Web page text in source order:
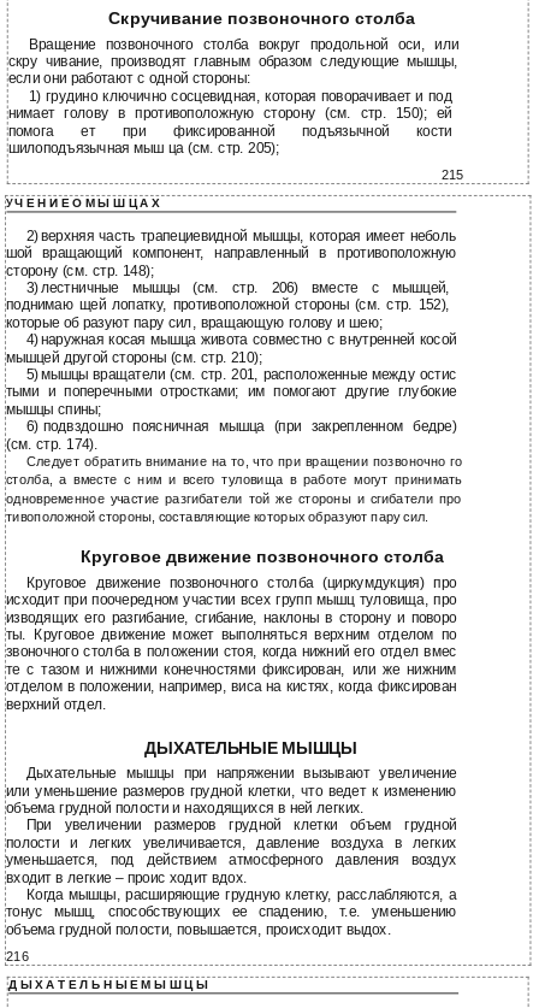
Скручивание позвоночного столба
Вращение позвоночного столба вокруг продольной оси, или
скру чивание, производят главным образом следующие мышцы,
если они работают с одной стороны:
1) грудино ключично сосцевидная, которая поворачивает и под
нимает голову в противоположную сторону (см. стр. 150); ей
помога ет при фиксированной подъязычной кости
шилоподъязычная мыш ца (см. стр. 205);
215
УЧ Е Н И Е О М Ы Ш Ц А Х
2)верхняя часть трапециевидной мышцы, которая имеет неболь
шой вращающий компонент, направленный в противоположную
сторону (см. стр. 148);
3)лестничные мышцы (см. стр. 206) вместе с мышцей,
поднимаю щей лопатку, противоположной стороны (см. стр. 152),
которые об разуют пару сил, вращающую голову и шею;
4)наружная косая мышца живота совместно с внутренней косой
мышцей другой стороны (см. стр. 210);
5)мышцы вращатели (см. стр. 201, расположенные между остис
тыми и поперечными отростками; им помогают другие глубокие
мышцы спины;
6) подвздошно поясничная мышца (при закрепленном бедре)
(см. стр. 174).
Следует обратить внимание на то, что при вращении позвоночно го
столба, а вместе с ним и всего туловища в работе могут принимать
одновременное участие разгибатели той же стороны и сгибатели про
тивоположной стороны, составляющие которых образуют пару сил.
Круговое движение позвоночного столба
Круговое движение позвоночного столба (циркумдукция) про
исходит при поочередном участии всех групп мышц туловища, про
изводящих его разгибание, сгибание, наклоны в сторону и поворо
ты. Круговое движение может выполняться верхним отделом по
звоночного столба в положении стоя, когда нижний его отдел вмес
те с тазом и нижними конечностями фиксирован, или же нижним
отделом в положении, например, виса на кистях, когда фиксирован
верхний отдел.
ДЫХАТЕЛЬНЫЕ МЫШЦЫ
Дыхательные мышцы при напряжении вызывают увеличение
или уменьшение размеров грудной клетки, что ведет к изменению
объема грудной полости и находящихся в ней легких.
При увеличении размеров грудной клетки объем грудной
полости и легких увеличивается, давление воздуха в легких
уменьшается, под действием атмосферного давления воздух
входит в легкие – проис ходит вдох.
Когда мышцы, расширяющие грудную клетку, расслабляются, а
тонус мышц, способствующих ее спадению, т.е. уменьшению
объема грудной полости, повышается, происходит выдох.
216
Д Ы Х А Т Е Л Ь Н Ы Е М Ы Ш Ц Ы